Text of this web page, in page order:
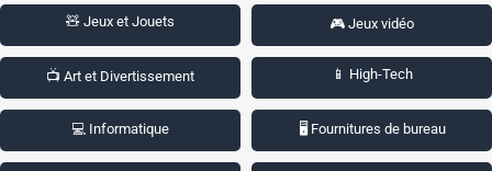
🧸 Jeux et Jouets 🎮 Jeux vidéo
📺 Art et Divertissement 📱 High-Tech
💻 Informatique 🖥️ Fournitures de bureau